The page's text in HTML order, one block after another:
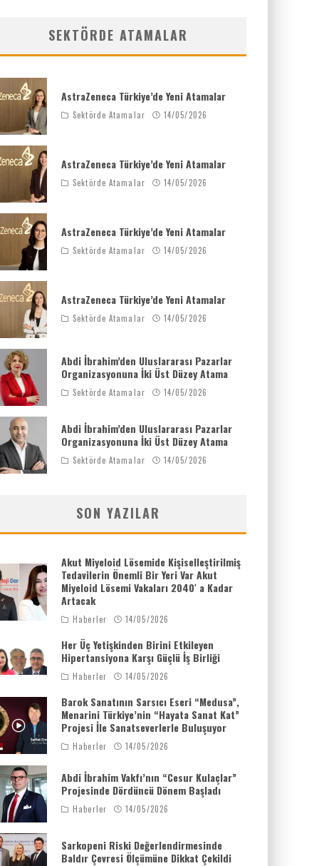
SEKTÖRDE ATAMALAR
AstraZeneca Türkiye’de Yeni Atamalar
Sektörde Atamalar 14/05/2026
AstraZeneca Türkiye’de Yeni Atamalar
Sektörde Atamalar 14/05/2026
AstraZeneca Türkiye’de Yeni Atamalar
Sektörde Atamalar 14/05/2026
AstraZeneca Türkiye’de Yeni Atamalar
Sektörde Atamalar 14/05/2026
Abdi İbrahim’den Uluslararası Pazarlar
Organizasyonuna İki Üst Düzey Atama
Sektörde Atamalar 14/05/2026
Abdi İbrahim’den Uluslararası Pazarlar
Organizasyonuna İki Üst Düzey Atama
Sektörde Atamalar 14/05/2026
SON YAZILAR
Akut Miyeloid Lösemide Kişiselleştirilmiş
Tedavilerin Önemli Bir Yeri Var Akut
Miyeloid Lösemi Vakaları 2040′ a Kadar
Artacak
Haberler 14/05/2026
Her Üç Yetişkinden Birini Etkileyen
Hipertansiyona Karşı Güçlü İş Birliği
Haberler 14/05/2026
Barok Sanatının Sarsıcı Eseri “Medusa”,
Menarini Türkiye’nin “Hayata Sanat Kat”
Projesi İle Sanatseverlerle Buluşuyor
Haberler 14/05/2026
Abdi İbrahim Vakfı’nın “Cesur Kulaçlar”
Projesinde Dördüncü Dönem Başladı
Haberler 14/05/2026
Sarkopeni Riski Değerlendirmesinde
Baldır Çevresi Ölçümüne Dikkat Çekildi